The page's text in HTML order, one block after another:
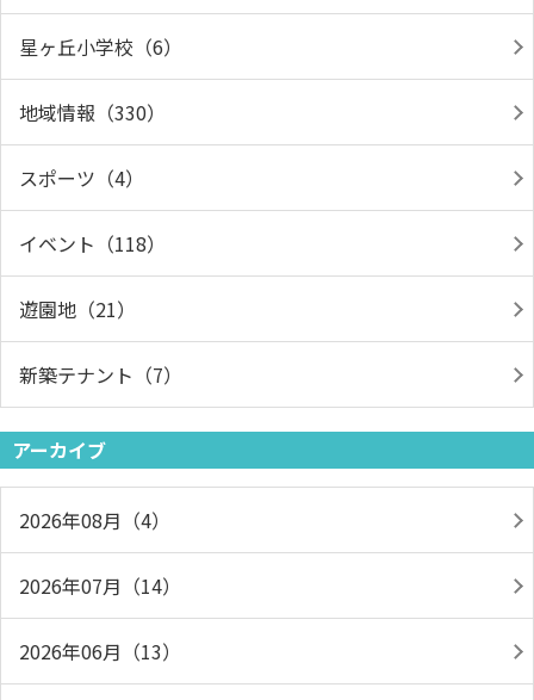
星ヶ丘小学校（6）
地域情報（330）
スポーツ（4）
イベント（118）
遊園地（21）
新築テナント（7）
アーカイブ
2026年08月（4）
2026年07月（14）
2026年06月（13）